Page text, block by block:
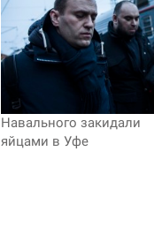
Навального закидали
яйцами в Уфе